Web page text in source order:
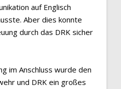
auf Englisch
Aber dies konnte
durch das DRK sicher
im Anschluss wurde den
und DRK ein großes